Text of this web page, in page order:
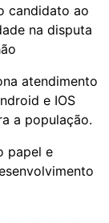
candidato ao
na disputa
atendimento
e IOS
a população.
papel e